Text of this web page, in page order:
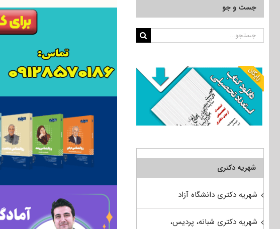
جست و جو
جستجو
شهریه دکتری
شهریه دکتری دانشگاه آزاد
شهریه دکتری شبانه، پردیس،